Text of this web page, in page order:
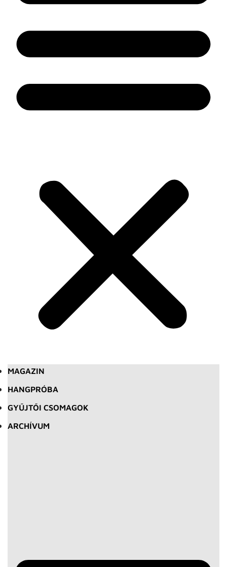
MAGAZIN
HANGPRÓBA
GYŰJTŐI CSOMAGOK
ARCHÍVUM